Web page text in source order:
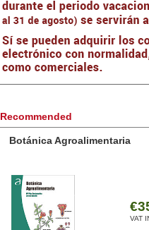
Recommended
Botánica Agroalimentaria
VAT